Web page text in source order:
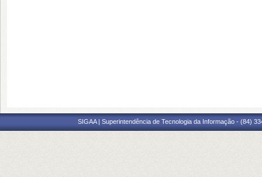
SIGAA | Superintendência de Tecnologia da Informação - (84)